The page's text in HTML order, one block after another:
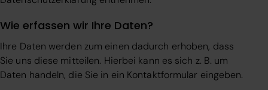
Wie erfassen wir Ihre Daten?
Ihre Daten werden zum einen dadurch erhoben, dass
Sie uns diese mitteilen. Hierbei kann es sich z. B. um
Daten handeln, die Sie in ein Kontaktformular eingeben.